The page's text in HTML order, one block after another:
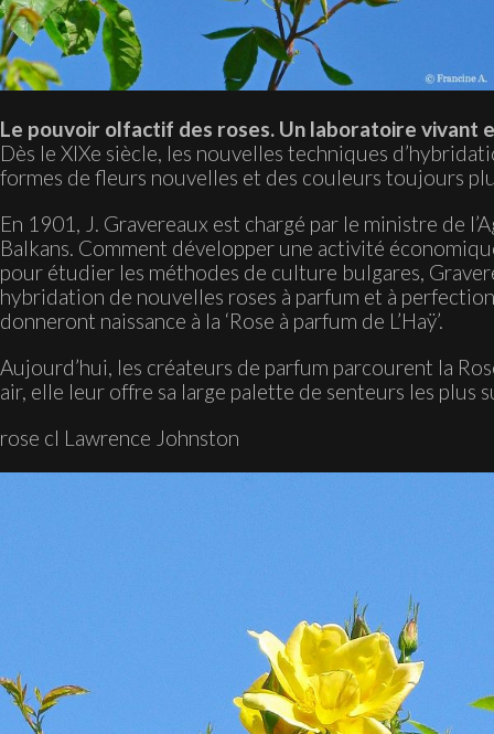
Le pouvoir olfactif des roses. Un laboratoire vivant
Dès le XIXe siècle, les nouvelles techniques
formes de fleurs nouvelles et des couleurs toujours
En 1901, J. Gravereaux est chargé par le ministre de
Balkans. Comment développer une activité
pour étudier les méthodes de culture bulgares,
hybridation de nouvelles roses à parfum et à
donneront naissance à la ‘Rose à parfum de L’Haÿ’.
Aujourd’hui, les créateurs de parfum parcourent la
air, elle leur offre sa large palette de senteurs les plus
rose cl Lawrence Johnston